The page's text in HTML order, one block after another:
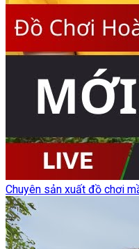
Chuyên sản xuất đồ chơi